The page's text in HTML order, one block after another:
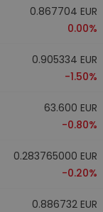
0.867704 EUR
0.00%
0.905334 EUR
-1.50%
63.600 EUR
-0.80%
0.283765000 EUR
-0.20%
0.886732 EUR